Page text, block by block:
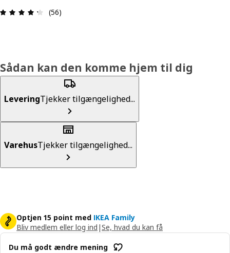
Anmeldelse: 4.3 Ud af 5 Stjerner. Anmeldelser i
(56)
Sådan kan den komme hjem til dig
LeveringTjekker tilgængelighed...
VarehusTjekker tilgængelighed...
Optjen 15 point med IKEA Family
Bliv medlem eller log ind |Se, hvad du kan få
Du må godt ændre mening